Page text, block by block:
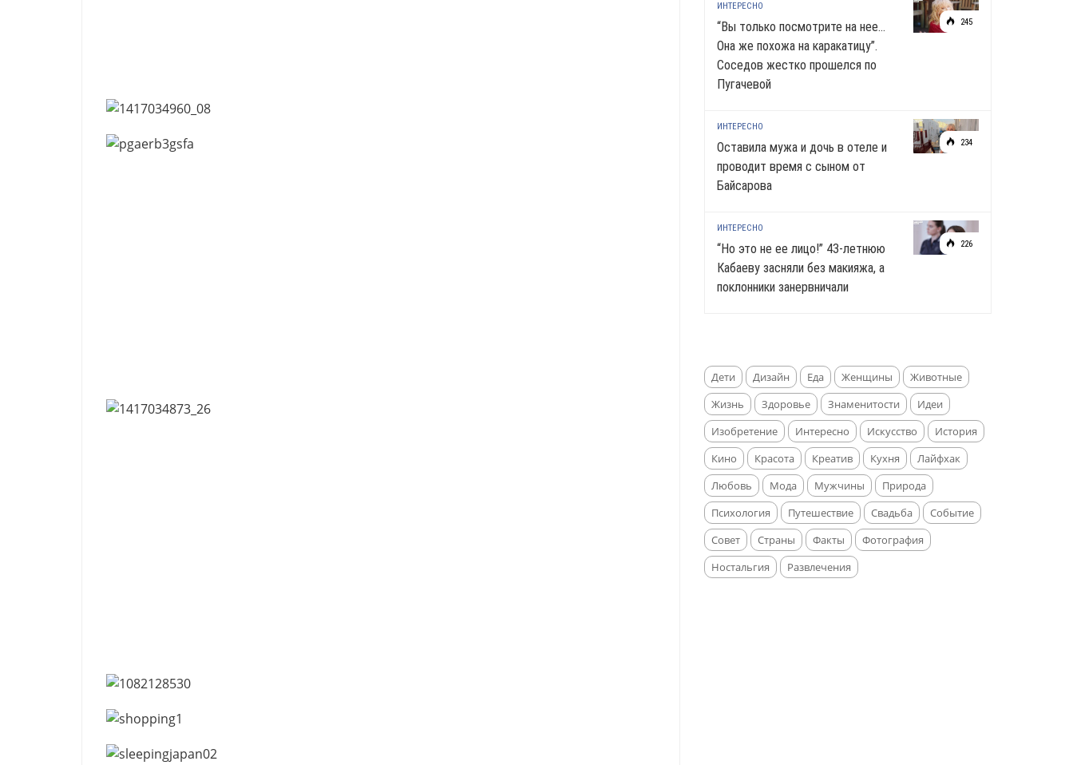
245
ИНТЕРЕСНО
“Вы только посмотрите на нее…
Она же похожа на каракатицу”.
Соседов жестко прошелся по
Пугачевой
234
ИНТЕРЕСНО
Оставила мужа и дочь в отеле и
проводит время с сыном от
Байсарова
226
ИНТЕРЕСНО
“Но это не ее лицо!” 43-летнюю
Кабаеву засняли без макияжа, а
поклонники занервничали
Дети Дизайн Еда Женщины
Животные
Жизнь
Здоровье Знаменитости
Идеи
Изобретение
Интересно Искусство
История
Кино
Красота Креатив Кухня
Лайфхак
Любовь
Мода Мужчины
Природа
Психология
Путешествие Свадьба
Событие
Совет
Страны Факты
Фотография
Ностальгия
Развлечения